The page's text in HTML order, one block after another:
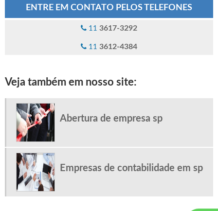
SERVIÇO DE ABERTURA DE EMPRESAS
SERVIÇOS DE CONTABILIDADE EM SP
TERCEIRIZAÇÃO DE FOLHA DE PAGAMENTO SP
ENTRE EM CONTATO PELOS TELEFONES
11 3617-3292
11 3612-4384
Veja também em nosso site:
Abertura de empresa sp
Empresas de contabilidade em sp